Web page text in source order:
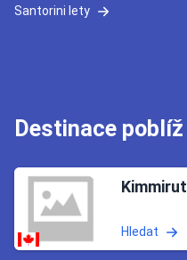
Santorini lety
Destinace poblíž
Kimmirut
Hledat